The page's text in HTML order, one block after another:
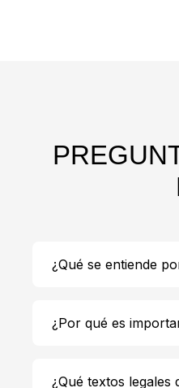
¿Qué se entiende
¿Por qué es
¿Qué textos legales